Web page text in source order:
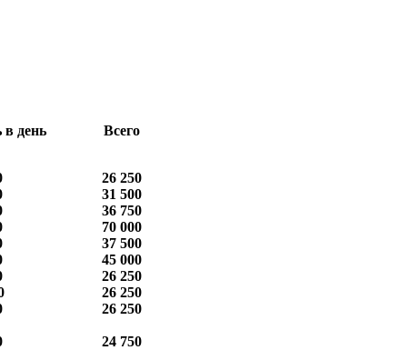
в день Всего
26 250
31 500
36 750
70 000
37 500
45 000
26 250
26 250
26 250
24 750